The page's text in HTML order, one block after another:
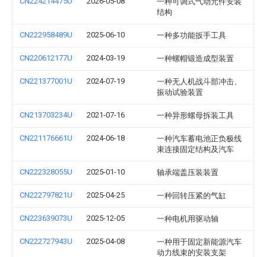
结构
CN222958489U 2025-06-10 一种多功能扳手工具
CN220612177U 2024-03-19 一种螺帽锻造成型装置
CN221377001U 2024-07-19
一种无人机战斗部冲击、
振动试验装置
CN213703234U 2021-07-16 一种异形螺母拆装工具
CN221176661U 2024-06-18
一种汽车蓄电池正负极线
束连接固定结构及汽车
CN222328055U 2025-01-10 轴承端盖压装装置
CN222797821U 2025-04-25 一种回转压紧的气缸
CN223639073U 2025-12-05 一种电机用驱动轴
CN222727943U 2025-04-08
一种用于固定新能源汽车
动力线束的安装支架